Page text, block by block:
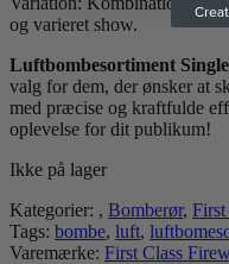
og varieret show.
Luftbombesortiment
valg for dem, der ønsker at
med præcise og kraftfulde
oplevelse for dit publikum!
Ikke på lager
Kategorier: , Bomberør,
Tags: bombe, luft,
Varemærke: First Class